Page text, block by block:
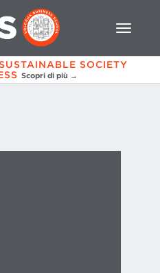
SOCIETY
Scopri di più →